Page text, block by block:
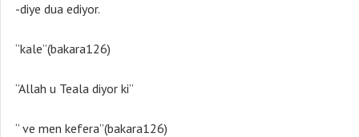
-diye dua ediyor.
‘’kale’’(bakara126)
‘’Allah u Teala diyor ki’’
‘’ ve men kefera’’(bakara126)